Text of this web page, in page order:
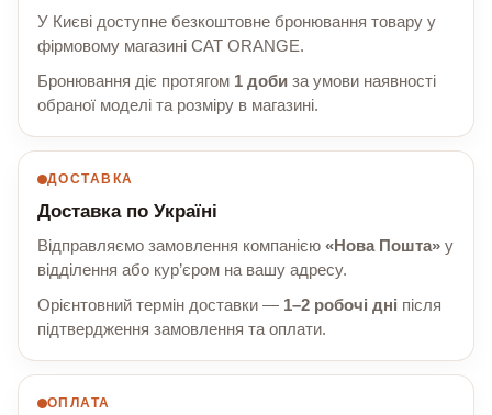
У Києві доступне безкоштовне бронювання товару у
фірмовому магазині CAT ORANGE.
Бронювання діє протягом 1 доби за умови наявності
обраної моделі та розміру в магазині.
ДОСТАВКА
Доставка по Україні
Відправляємо замовлення компанією «Нова Пошта» у
відділення або кур’єром на вашу адресу.
Орієнтовний термін доставки — 1–2 робочі дні після
підтвердження замовлення та оплати.
ОПЛАТА